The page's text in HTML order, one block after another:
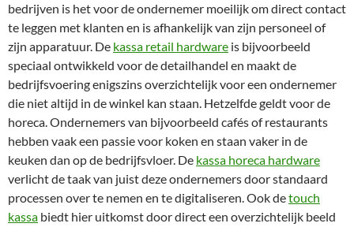
bedrijven is het voor de ondernemer moeilijk om direct contact
te leggen met klanten en is afhankelijk van zijn personeel of
zijn apparatuur. De kassa retail hardware is bijvoorbeeld
speciaal ontwikkeld voor de detailhandel en maakt de
bedrijfsvoering enigszins overzichtelijk voor een ondernemer
die niet altijd in de winkel kan staan. Hetzelfde geldt voor de
horeca. Ondernemers van bijvoorbeeld cafés of restaurants
hebben vaak een passie voor koken en staan vaker in de
keuken dan op de bedrijfsvloer. De kassa horeca hardware
verlicht de taak van juist deze ondernemers door standaard
processen over te nemen en te digitaliseren. Ook detouch
kassa biedt hier uitkomst door direct een overzichtelijk beeld